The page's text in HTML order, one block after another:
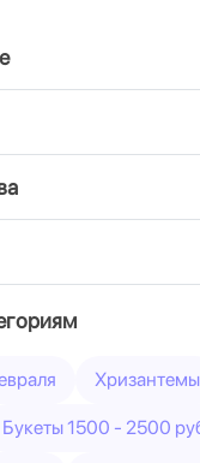
Хризантемы
Букеты 1500 - 2500